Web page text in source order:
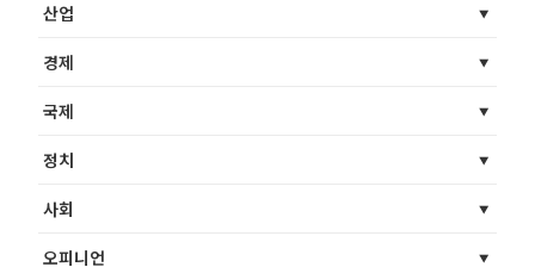
산업
경제
국제
정치
사회
오피니언